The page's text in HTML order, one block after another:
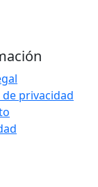
de privacidad